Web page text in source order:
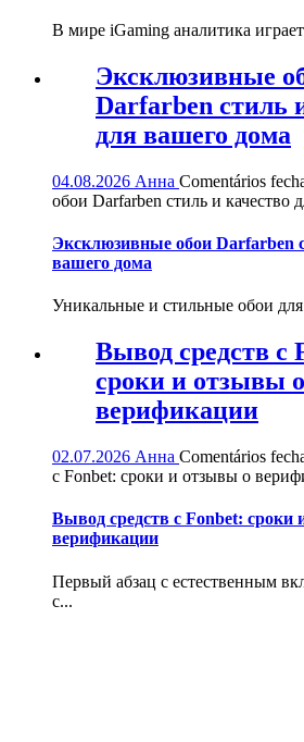
В мире iGaming аналитика
Эксклюзивные
Darfarben стиль
для вашего дома
04.08.2026 Анна Comentários
обои Darfarben стиль и качество
Эксклюзивные обои Darfarben
вашего дома
Уникальные и стильные обои
Вывод средств с
сроки и отзывы о
верификации
02.07.2026 Анна Comentários
с Fonbet: сроки и отзывы о
Вывод средств с Fonbet: сроки
верификации
Первый абзац с естественным
с...